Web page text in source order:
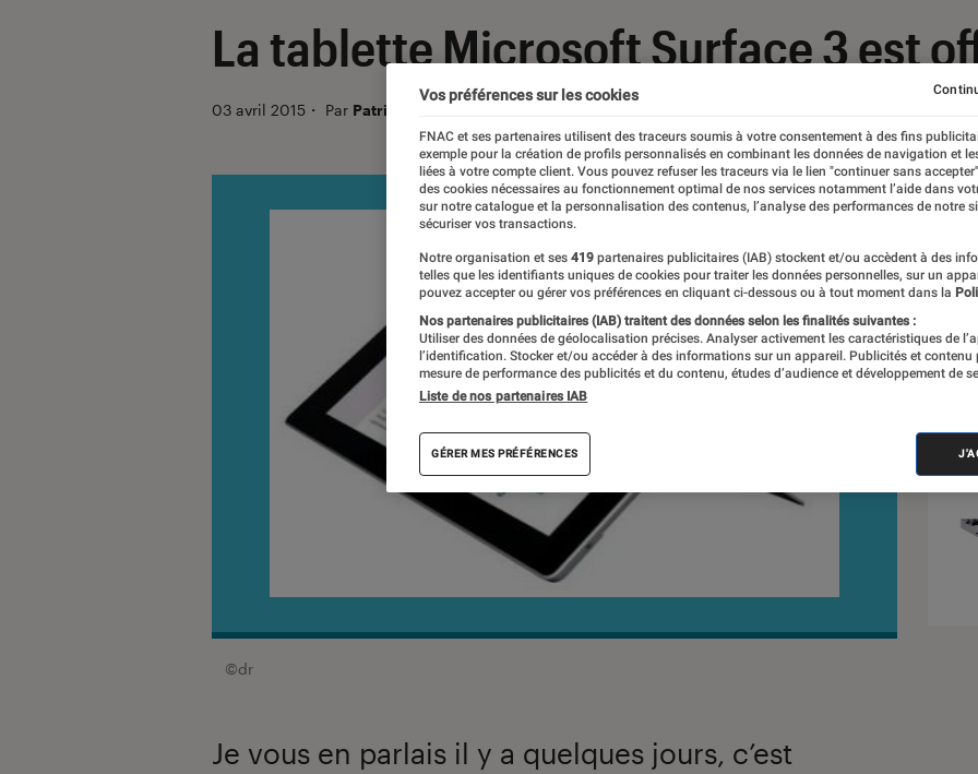
La tablette Microsoft Surface 3 est
03 avril 2015 ・ Par Patrick
©dr
Je vous en parlais il y a quelques jours, c’est
Vos préférences sur les cookies
FNAC et ses partenaires utilisent des traceurs soumis à votre consentement à des fins
exemple pour la création de profils personnalisés en combinant les données de navigation et
liées à votre compte client. Vous pouvez refuser les traceurs via le lien "continuer sans
des cookies nécessaires au fonctionnement optimal de nos services notamment l’aide dans
sur notre catalogue et la personnalisation des contenus, l’analyse des performances de notre
sécuriser vos transactions.
Notre organisation et ses 419 partenaires publicitaires (IAB) stockent et/ou accèdent à des
telles que les identifiants uniques de cookies pour traiter les données personnelles, sur un
pouvez accepter ou gérer vos préférences en cliquant ci-dessous ou à tout moment dans la
Nos partenaires publicitaires (IAB) traitent des données selon les finalités suivantes :
Utiliser des données de géolocalisation précises. Analyser activement les caractéristiques de
l’identification. Stocker et/ou accéder à des informations sur un appareil. Publicités et contenu
mesure de performance des publicités et du contenu, études d’audience et développement de
Liste de nos partenaires IAB
GÉRER MES PRÉFÉRENCES